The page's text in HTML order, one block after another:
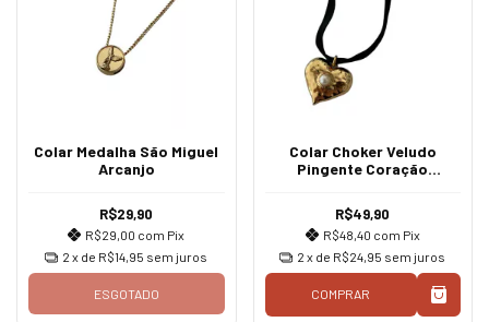
Colar Medalha São Miguel
Arcanjo
R$29,90
R$29,00 com Pix
2 x de R$14,95 sem juros
ESGOTADO
Colar Choker Veludo
Pingente Coração
R$49,90
R$48,40 com Pix
2 x de R$24,95 sem juros
COMPRAR